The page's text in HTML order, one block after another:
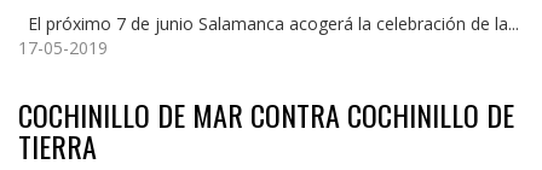
El próximo 7 de junio Salamanca acogerá la celebración de la...
17-05-2019
COCHINILLO DE MAR CONTRA COCHINILLO DE
TIERRA